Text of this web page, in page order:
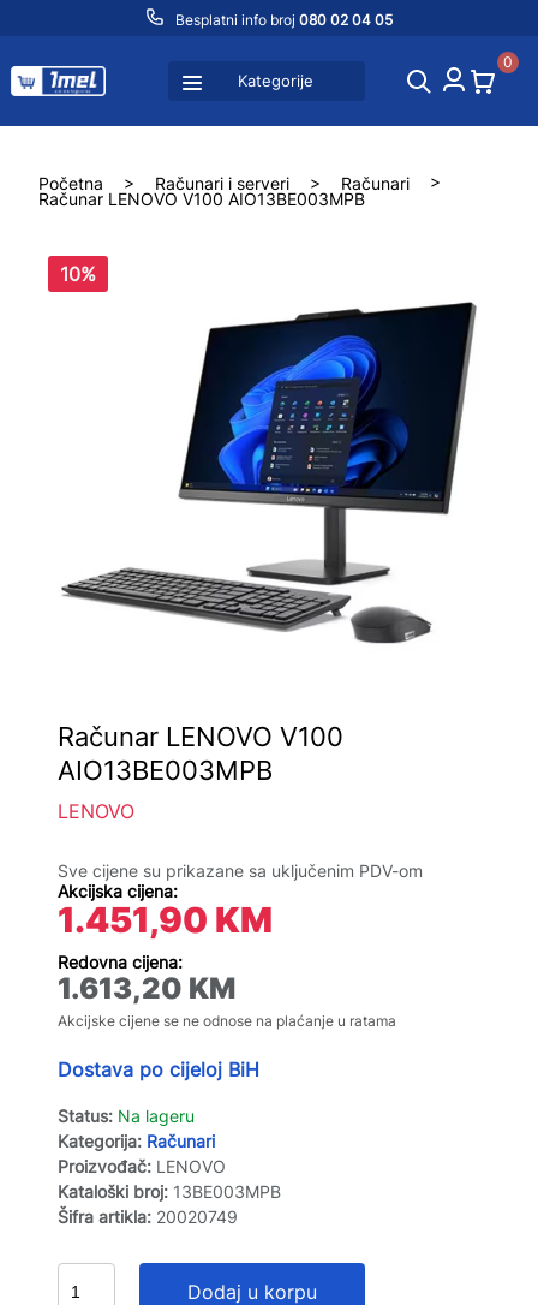
Besplatni info broj 080 02 04 05
Kategorije
0
Početna > Računari i serveri > Računari
>
Računar LENOVO V100 AIO13BE003MPB
10%
Računar LENOVO V100
AIO13BE003MPB
LENOVO
Sve cijene su prikazane sa uključenim PDV-om
Akcijska cijena:
1.451,90 KM
Redovna cijena:
1.613,20 KM
Akcijske cijene se ne odnose na plaćanje u ratama
Dostava po cijeloj BiH
Status: Na lageru
Kategorija: Računari
Proizvođač: LENOVO
Kataloški broj: 13BE003MPB
Šifra artikla: 20020749
Dodaj u korpu